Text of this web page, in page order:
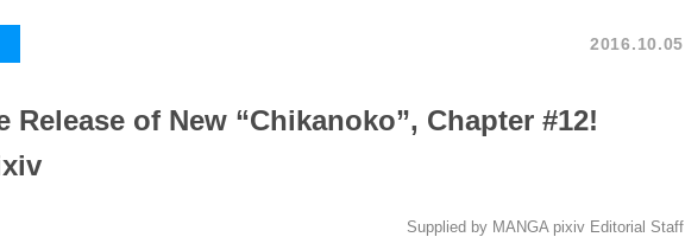
2016.10.05
Release of New “Chikanoko”, Chapter #12!
Supplied by MANGA pixiv Editorial Staff